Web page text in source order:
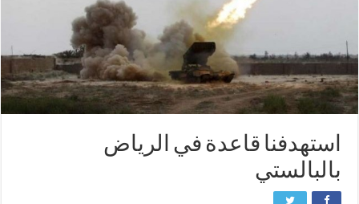
استهدفنا قاعدة في الرياض
بالبالستي